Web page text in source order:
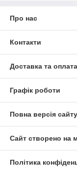
Про нас
Контакти
Доставка та оплата
Графік роботи
Повна версія сайту
Сайт створено на
Політика